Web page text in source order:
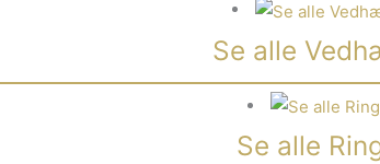
Se alle
Se alle